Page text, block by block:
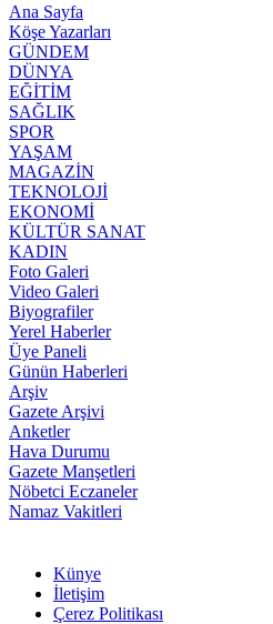
Ana Sayfa
Köşe Yazarları
GÜNDEM
DÜNYA
EĞİTİM
SAĞLIK
SPOR
YAŞAM
MAGAZİN
TEKNOLOJİ
EKONOMİ
KÜLTÜR SANAT
KADIN
Foto Galeri
Video Galeri
Biyografiler
Yerel Haberler
Üye Paneli
Günün Haberleri
Arşiv
Gazete Arşivi
Anketler
Hava Durumu
Gazete Manşetleri
Nöbetci Eczaneler
Namaz Vakitleri
Künye
İletişim
Çerez Politikası